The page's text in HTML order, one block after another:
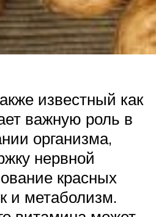
известный как
важную роль в
организма,
нервной
красных
и метаболизм.